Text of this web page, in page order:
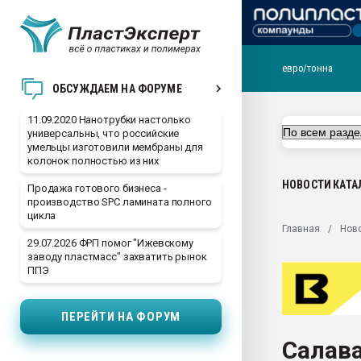
ОБСУЖДАЕМ НА ФОРУМЕ
11.09.2020 Нанотрубки настолько
универсальны, что российские
умельцы изготовили мембраны для
колонок полностью из них
Продажа готового бизнеса -
производство SPC ламината полного
цикла
29.07.2026 ФРП помог "Ижевскому
заводу пластмасс" захватить рынок
ППЭ
ПЕРЕЙТИ НА ФОРУМ
28.07.2026
Материал поверхности
вакуумного
Armaloy PC/ABS-1IM
евро/тонна
НОВОСТИ
Главная